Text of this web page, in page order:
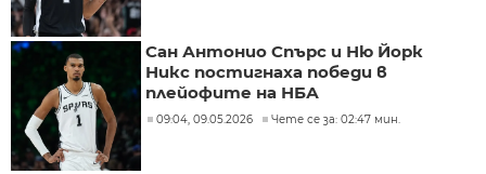
Сан Антонио Спърс и Ню Йорк
Никс постигнаха победи в
плейофите на НБА
09:04, 09.05.2026 Чете се за: 02:47 мин.